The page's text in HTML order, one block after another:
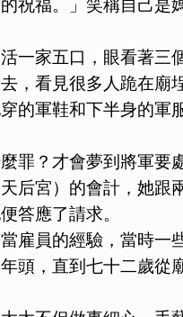
福。」笑稱自己是
家五口，眼看著三
，看見很多人跪在廟
的軍鞋和下半身的軍
？才會夢到將軍要
后宮）的會計，她跟
答應了請求。
員的經驗，當時一
頭，直到七十二歲從